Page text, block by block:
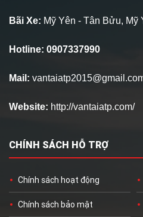
Bãi Xe: Mỹ Yên - Tân Bửu, Mỹ
Hotline: 0907337990
Mail:
Website: http://vantaiatp.com/
CHÍNH SÁCH HỖ TRỢ
Chính sách hoạt động
Chính sách bảo mật